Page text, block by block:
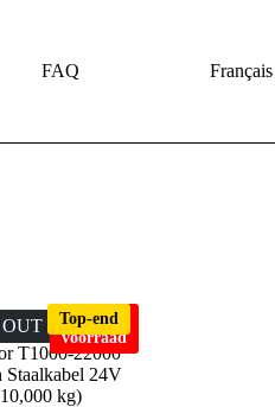
FAQ Français
Niet op
voorraad
Top-end
T1000-22000
Staalkabel 24V
kg)